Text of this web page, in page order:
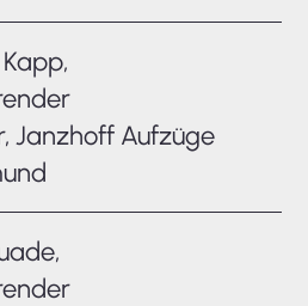
Janzhoff Aufzüge